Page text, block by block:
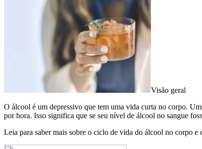
Visão geral
O álcool é um depressivo que tem uma vida curta no corpo.
por hora. Isso significa que se seu nível de álcool no sangue
Leia para saber mais sobre o ciclo de vida do álcool no corpo